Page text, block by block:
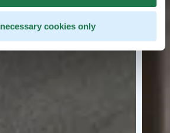
cookies only